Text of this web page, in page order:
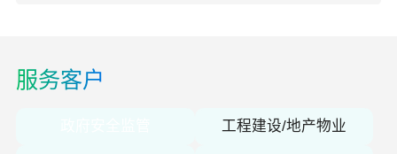
2026.05.09
服务客户
工程建设/地产物业